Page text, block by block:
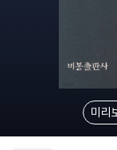
미리